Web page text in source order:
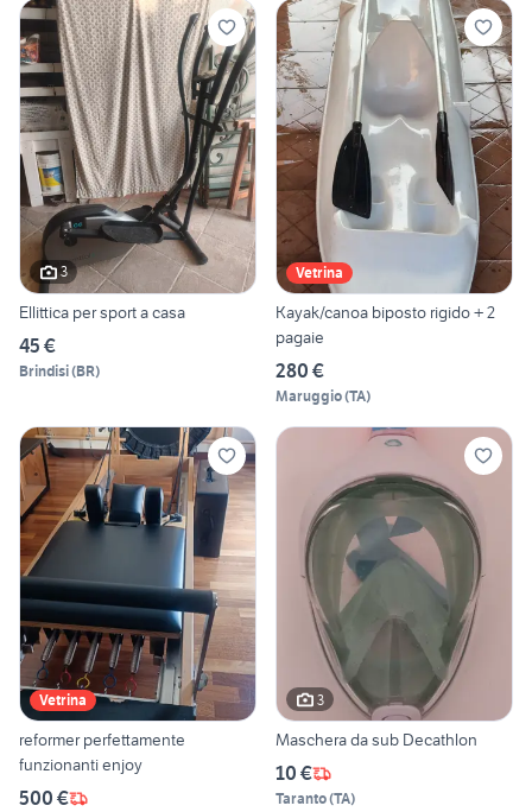
3
Ellittica per sport a casa
45 €
Brindisi(BR)
Vetrina
Kayak/canoa biposto rigido + 2
pagaie
280 €
Maruggio(TA)
Vetrina
reformer perfettamente
funzionanti enjoy
500 €
3
Maschera da sub Decathlon
10 €
Taranto(TA)